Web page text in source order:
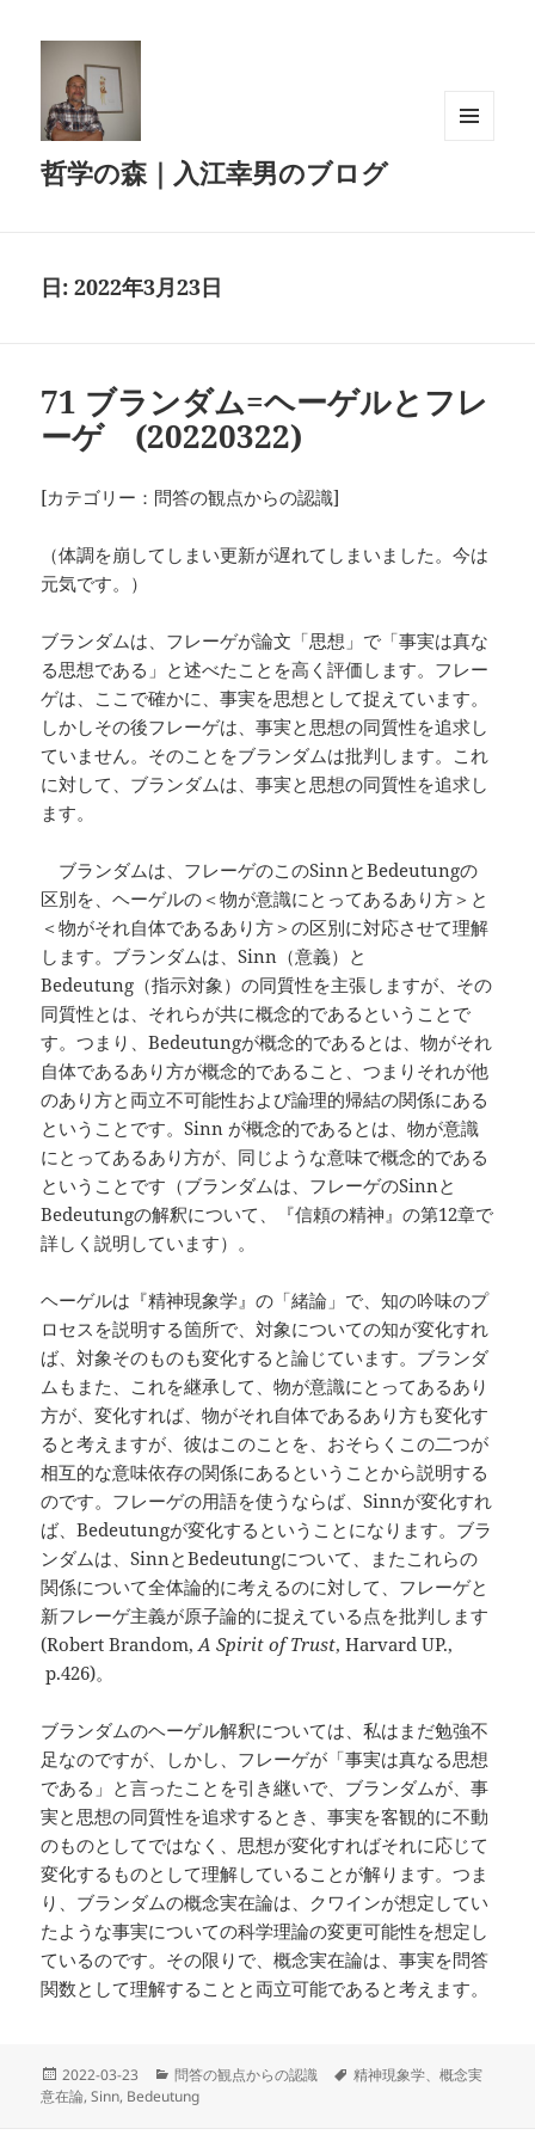
哲学の森｜入江幸男のブログ
日:2022年3月23日
71 ブランダム=ヘーゲルとフレ
ーゲ (20220322)
[カテゴリー：問答の観点からの認識]
（体調を崩してしまい更新が遅れてしまいました。今は
元気です。）
ブランダムは、フレーゲが論文「思想」で「事実は真な
る思想である」と述べたことを高く評価します。フレー
ゲは、ここで確かに、事実を思想として捉えています。
しかしその後フレーゲは、事実と思想の同質性を追求し
ていません。そのことをブランダムは批判します。これ
に対して、ブランダムは、事実と思想の同質性を追求し
ます。
ブランダムは、フレーゲのこのSinnとBedeutungの
区別を、ヘーゲルの＜物が意識にとってあるあり方＞と
＜物がそれ自体であるあり方＞の区別に対応させて理解
します。ブランダムは、Sinn（意義）と
Bedeutung（指示対象）の同質性を主張しますが、その
同質性とは、それらが共に概念的であるということで
す。つまり、Bedeutungが概念的であるとは、物がそれ
自体であるあり方が概念的であること、つまりそれが他
のあり方と両立不可能性および論理的帰結の関係にある
ということです。Sinn が概念的であるとは、物が意識
にとってあるあり方が、同じような意味で概念的である
ということです（ブランダムは、フレーゲのSinnと
Bedeutungの解釈について、『信頼の精神』の第12章で
詳しく説明しています）。
ヘーゲルは『精神現象学』の「緒論」で、知の吟味のプ
ロセスを説明する箇所で、対象についての知が変化すれ
ば、対象そのものも変化すると論じています。ブランダ
ムもまた、これを継承して、物が意識にとってあるあり
方が、変化すれば、物がそれ自体であるあり方も変化す
ると考えますが、彼はこのことを、おそらくこの二つが
相互的な意味依存の関係にあるということから説明する
のです。フレーゲの用語を使うならば、Sinnが変化すれ
ば、Bedeutungが変化するということになります。ブラ
ンダムは、SinnとBedeutungについて、またこれらの
関係について全体論的に考えるのに対して、フレーゲと
新フレーゲ主義が原子論的に捉えている点を批判します
(Robert Brandom,A Spirit of Trust, Harvard UP.,
p.426)。
ブランダムのヘーゲル解釈については、私はまだ勉強不
足なのですが、しかし、フレーゲが「事実は真なる思想
である」と言ったことを引き継いで、ブランダムが、事
実と思想の同質性を追求するとき、事実を客観的に不動
のものとしてではなく、思想が変化すればそれに応じて
変化するものとして理解していることが解ります。つま
り、ブランダムの概念実在論は、クワインが想定してい
たような事実についての科学理論の変更可能性を想定し
ているのです。その限りで、概念実在論は、事実を問答
関数として理解することと両立可能であると考えます。
投
稿
2022-03-23
カ
テ
問答の観点からの認識
タ
精神現象学、概念実
意在論,Sinn, Bedeutung